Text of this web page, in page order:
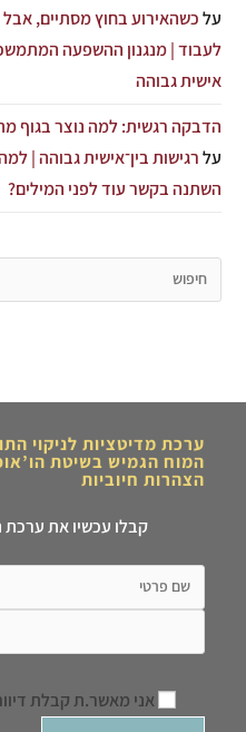
עלכשהאירוע בחוץ מסתיים,
לעבוד | מנגנון ההשפעה
אישית גבוהה
הדבקה רגשית: למה נוצר בגוף
עלרגישות בין־אישית גבוהה |
השתנה בקשר עוד לפני המילים?
ערכת מדיטציות לניקוי
המוח הגמיש בשיטת
הצהרות חיוביות
קבלו עכשיו את
אני מאשר.ת קבלת